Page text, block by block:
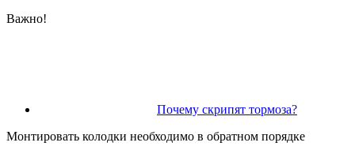
Важно!
Почему скрипят тормоза?
Монтировать колодки необходимо в обратном порядке